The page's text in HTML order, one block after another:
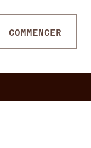
COMMENCER